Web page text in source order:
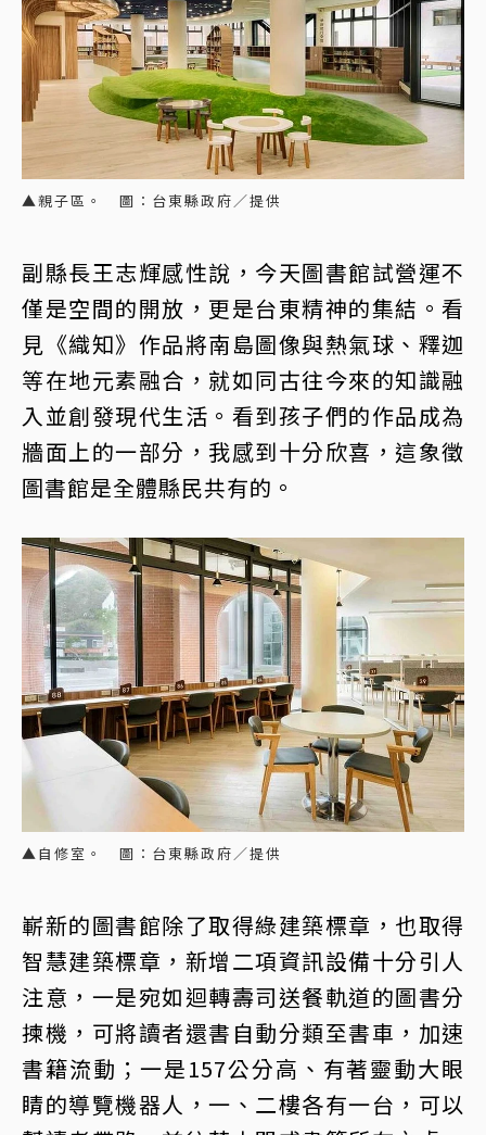
▲親子區。 圖：台東縣政府／提供
副縣長王志輝感性說，今天圖書館試營運不
僅是空間的開放，更是台東精神的集結。看
見《織知》作品將南島圖像與熱氣球、釋迦
等在地元素融合，就如同古往今來的知識融
入並創發現代生活。看到孩子們的作品成為
牆面上的一部分，我感到十分欣喜，這象徵
圖書館是全體縣民共有的。
▲自修室。 圖：台東縣政府／提供
嶄新的圖書館除了取得綠建築標章，也取得
智慧建築標章，新增二項資訊設備十分引人
注意，一是宛如迴轉壽司送餐軌道的圖書分
揀機，可將讀者還書自動分類至書車，加速
書籍流動；一是157公分高、有著靈動大眼
睛的導覽機器人，一、二樓各有一台，可以